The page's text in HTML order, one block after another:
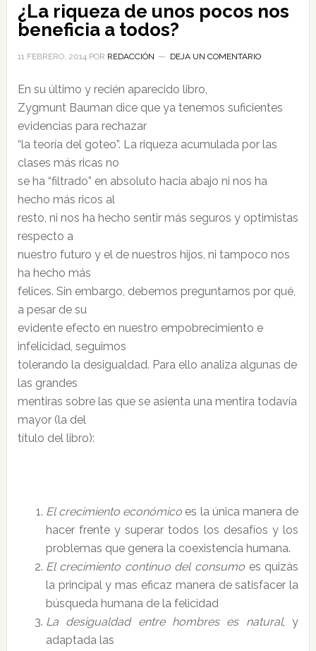
¿La riqueza de unos pocos nos
beneficia a todos?
11 FEBRERO, 2014POR REDACCIÓN DEJA UN COMENTARIO
En su último y recién aparecido libro,
Zygmunt Bauman dice que ya tenemos suficientes
evidencias para rechazar
“la teoría del goteo”. La riqueza acumulada por las
clases más ricas no
se ha “filtrado” en absoluto hacia abajo ni nos ha
hecho más ricos al
resto, ni nos ha hecho sentir más seguros y optimistas
respecto a
nuestro futuro y el de nuestros hijos, ni tampoco nos
ha hecho más
felices. Sin embargo, debemos preguntarnos por qué,
a pesar de su
evidente efecto en nuestro empobrecimiento e
infelicidad, seguimos
tolerando la desigualdad. Para ello analiza algunas de
las grandes
mentiras sobre las que se asienta una mentira todavía
mayor (la del
título del libro):
El crecimiento económico es la única manera de
hacer frente y superar todos los desafíos y los
problemas que genera la coexistencia humana.
El crecimiento continuo del consumo es quizás
la principal y mas eficaz manera de satisfacer la
búsqueda humana de la felicidad
La desigualdad entre hombres es natural, y
adaptada las